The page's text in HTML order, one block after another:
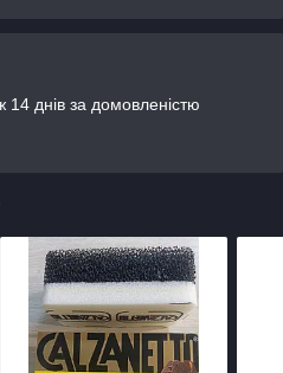
днів за домовленістю